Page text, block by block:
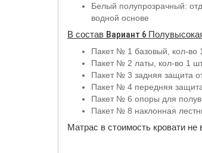
Белый полупрозрачный:
водной основе
В состав Вариант 6
Пакет № 1 базовый, кол-во
Пакет № 2 латы, кол-во 1
Пакет № 3 задняя защита
Пакет № 4 передняя
Пакет № 6 опоры для
Пакет № 8 наклонная
Матрас в стоимость кровати